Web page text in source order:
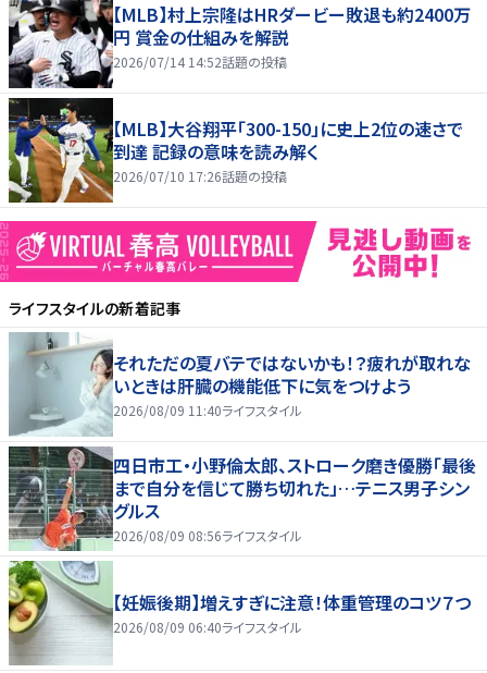
【MLB】村上宗隆はHRダービー敗退も約2400万
円 賞金の仕組みを解説
2026/07/14 14:52話題の投稿
【MLB】大谷翔平「300-150」に史上2位の速さで
到達 記録の意味を読み解く
2026/07/10 17:26話題の投稿
ライフスタイルの新着記事
それただの夏バテではないかも！？疲れが取れな
いときは肝臓の機能低下に気をつけよう
2026/08/09 11:40ライフスタイル
四日市工・小野倫太郎、ストローク磨き優勝「最後
まで自分を信じて勝ち切れた」…テニス男子シン
グルス
2026/08/09 08:56ライフスタイル
【妊娠後期】増えすぎに注意！体重管理のコツ７つ
2026/08/09 06:40ライフスタイル